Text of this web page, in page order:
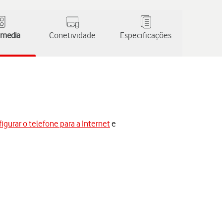
Conetividade Especificações
o telefone para a Internete